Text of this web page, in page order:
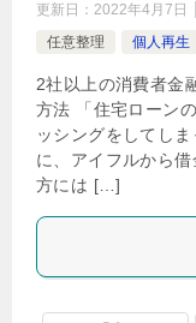
更新日： 2022年4月7日
任意整理
個人再生
2社以上の消費者金
方法 「住宅ローン
ッシングをしてし
に、アイフルから
方には […]